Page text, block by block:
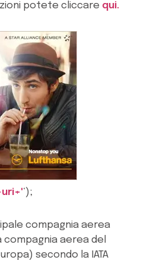
potete cliccare qui.
‘);
compagnia aerea
aerea del
secondo la IATA